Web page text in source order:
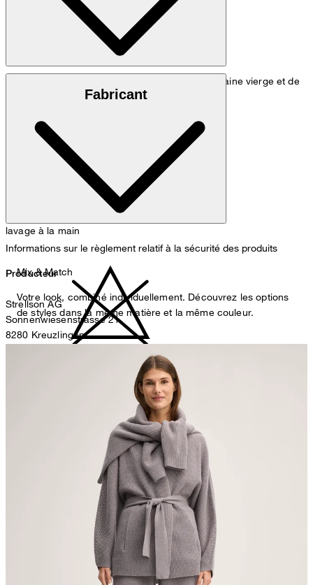
Mélange finement tricoté composé de 70 % de laine vierge et de
30 % de cachemire
lavage à la main
pas de séchage au séchoir
Fabricant
Informations sur le règlement relatif à la sécurité des produits
Producteur
Strellson AG
Sonnenwiesenstrasse 21
8280 Kreuzlingen
contact@strellson.com
Mix & Match
Votre look, combiné individuellement. Découvrez les options
de styles dans la même matière et la même couleur.